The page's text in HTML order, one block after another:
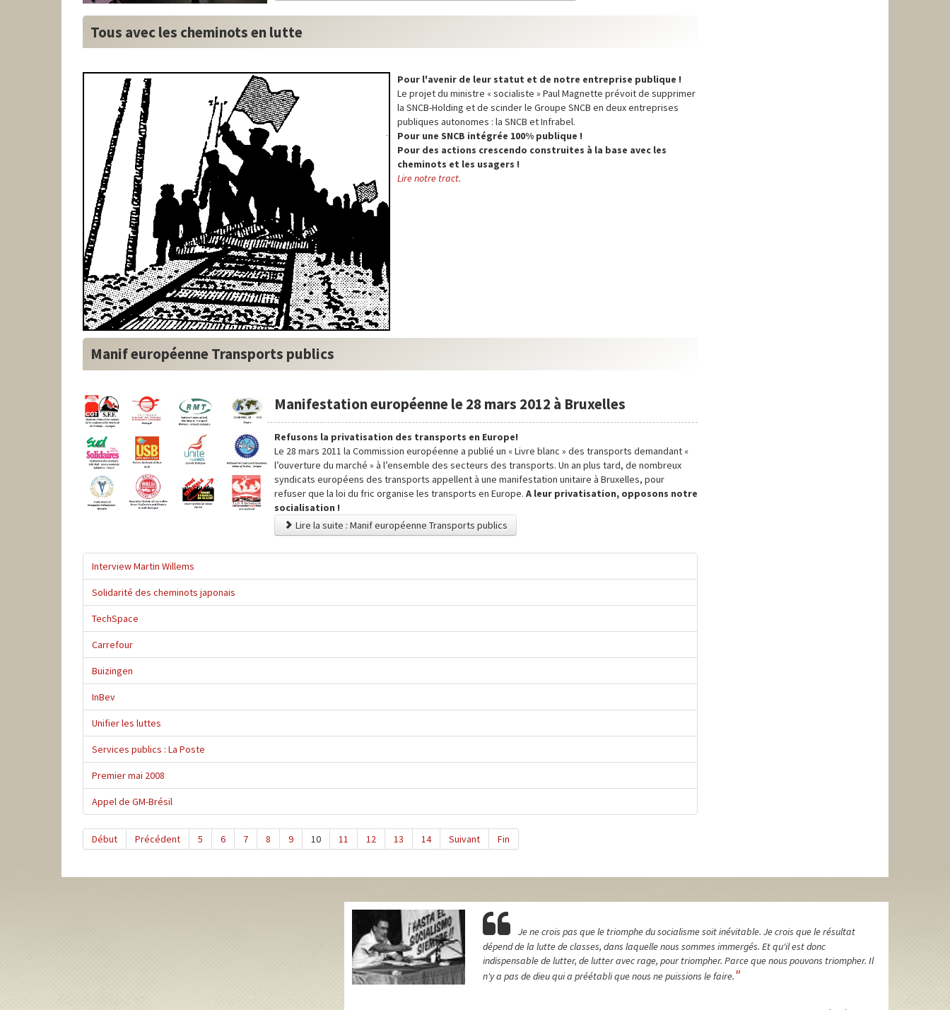
Tous avec les cheminots en lutte
Pour l'avenir de leur statut et de notre entreprise publique !
Le projet du ministre « socialiste » Paul Magnette prévoit de supprimer
la SNCB-Holding et de scinder le Groupe SNCB en deux entreprises
publiques autonomes : la SNCB et Infrabel.
Pour une SNCB intégrée 100% publique !
Pour des actions crescendo construites à la base avec les
cheminots et les usagers !
Lire notre tract.
Manif européenne Transports publics
Manifestation européenne le 28 mars 2012 à Bruxelles
Refusons la privatisation des transports en Europe!
Le 28 mars 2011 la Commission européenne a publié un « Livre blanc » des transports demandant «
l’ouverture du marché » à l’ensemble des secteurs des transports. Un an plus tard, de nombreux
syndicats européens des transports appellent à une manifestation unitaire à Bruxelles, pour
refuser que la loi du fric organise les transports en Europe. A leur privatisation, opposons notre
socialisation !
Lire la suite : Manif européenne Transports publics
Interview Martin Willems
Solidarité des cheminots japonais
TechSpace
Carrefour
Buizingen
InBev
Unifier les luttes
Services publics : La Poste
Premier mai 2008
Appel de GM-Brésil
Début Précédent 5 6 7 8 9 10 11 12 13 14 Suivant Fin
Je ne crois pas que le triomphe du socialisme soit inévitable. Je crois que le résultat
dépend de la lutte de classes, dans laquelle nous sommes immergés. Et qu'il est donc
indispensable de lutter, de lutter avec rage, pour triompher. Parce que nous pouvons triompher. Il
n'y a pas de dieu qui a préétabli que nous ne puissions le faire."